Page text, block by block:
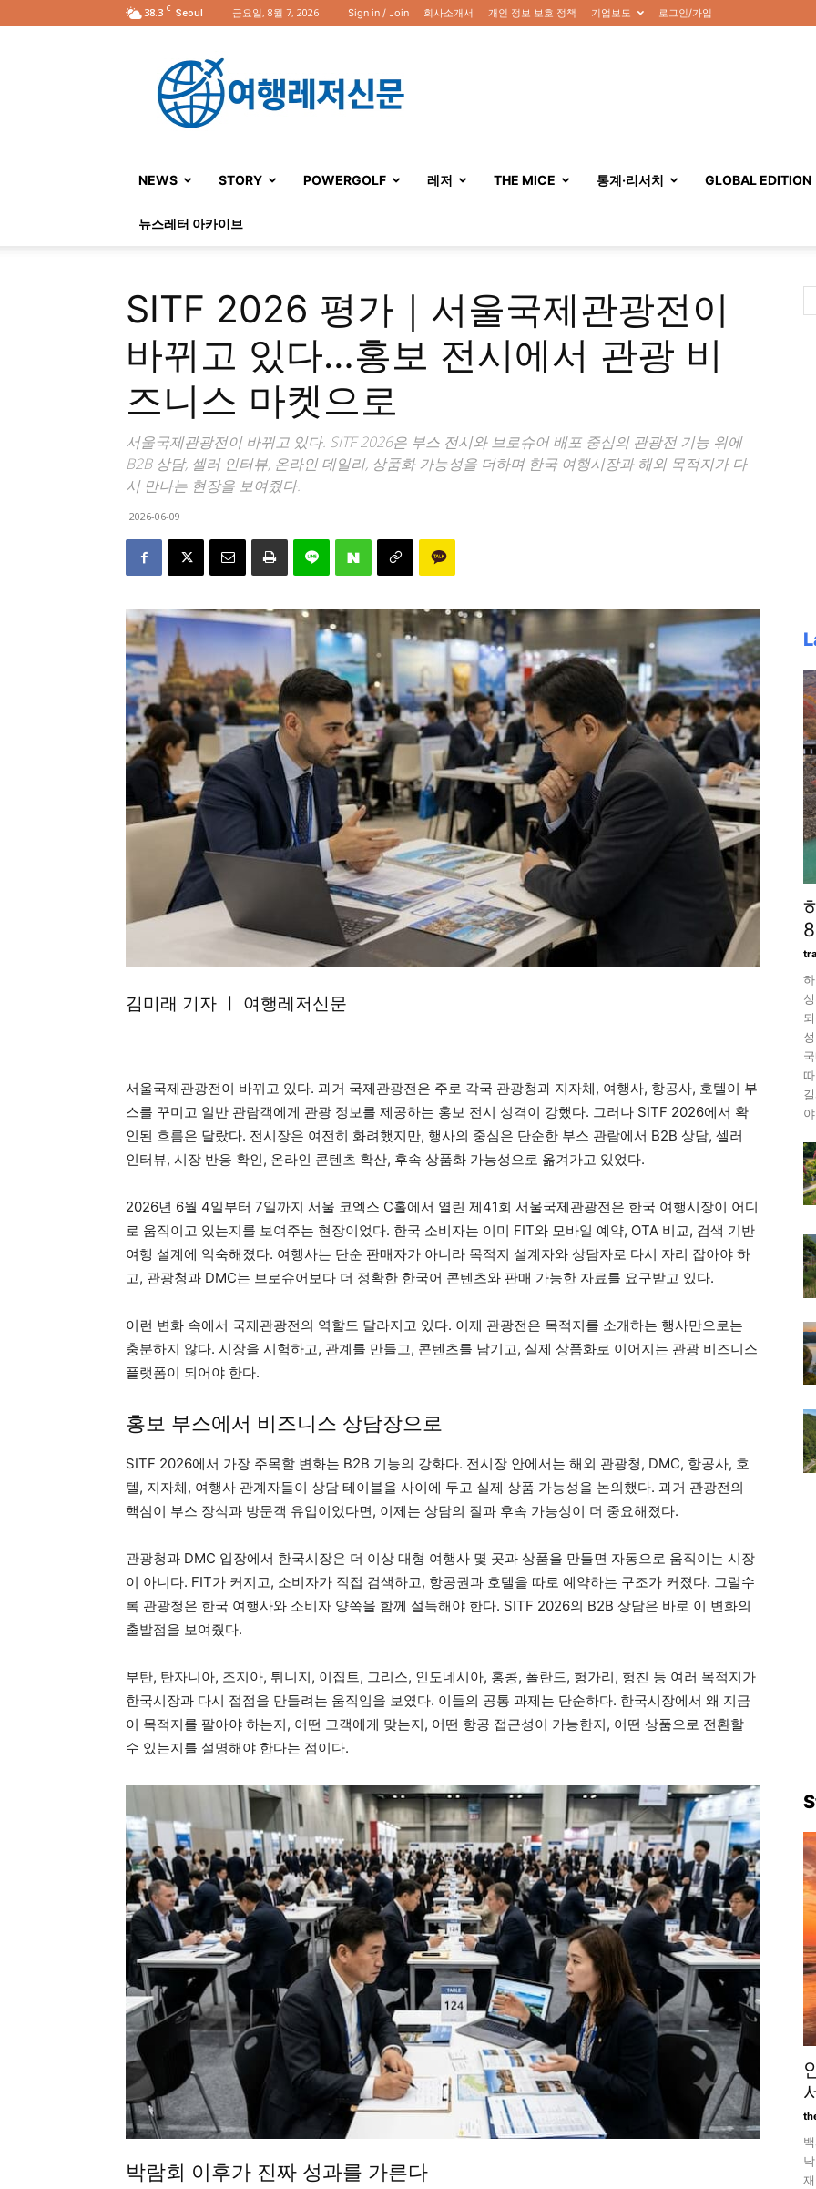
38.3 C Seoul 금요일, 8월 7, 2026 Sign in / Join 회사소개서 개인 정보 보호 정책 기업보도 로그인/가입
행
레
NEWS
STORY POWERGOLF 레저 THE MICE 통계·리서치 GLOBAL EDITION
뉴스레터 아카이브
SITF 2026 평가｜서울국제관광전이
바뀌고 있다…홍보 전시에서 관광 비
즈니스 마켓으로
서울국제관광전이 바뀌고 있다. SITF 2026은 부스 전시와 브로슈어 배포 중심의 관광전 기능 위에
B2B 상담, 셀러 인터뷰, 온라인 데일리, 상품화 가능성을 더하며 한국 여행시장과 해외 목적지가 다
시 만나는 현장을 보여줬다.
2026-06-09
김미래 기자 ㅣ 여행레저신문
서울국제관광전이 바뀌고 있다. 과거 국제관광전은 주로 각국 관광청과 지자체, 여행사, 항공사, 호텔이 부
스를 꾸미고 일반 관람객에게 관광 정보를 제공하는 홍보 전시 성격이 강했다. 그러나 SITF 2026에서 확
인된 흐름은 달랐다. 전시장은 여전히 화려했지만, 행사의 중심은 단순한 부스 관람에서 B2B 상담, 셀러
인터뷰, 시장 반응 확인, 온라인 콘텐츠 확산, 후속 상품화 가능성으로 옮겨가고 있었다.
2026년 6월 4일부터 7일까지 서울 코엑스 C홀에서 열린 제41회 서울국제관광전은 한국 여행시장이 어디
로 움직이고 있는지를 보여주는 현장이었다. 한국 소비자는 이미 FIT와 모바일 예약, OTA 비교, 검색 기반
여행 설계에 익숙해졌다. 여행사는 단순 판매자가 아니라 목적지 설계자와 상담자로 다시 자리 잡아야 하
고, 관광청과 DMC는 브로슈어보다 더 정확한 한국어 콘텐츠와 판매 가능한 자료를 요구받고 있다.
이런 변화 속에서 국제관광전의 역할도 달라지고 있다. 이제 관광전은 목적지를 소개하는 행사만으로는
충분하지 않다. 시장을 시험하고, 관계를 만들고, 콘텐츠를 남기고, 실제 상품화로 이어지는 관광 비즈니스
플랫폼이 되어야 한다.
홍보 부스에서 비즈니스 상담장으로
SITF 2026에서 가장 주목할 변화는 B2B 기능의 강화다. 전시장 안에서는 해외 관광청, DMC, 항공사, 호
텔, 지자체, 여행사 관계자들이 상담 테이블을 사이에 두고 실제 상품 가능성을 논의했다. 과거 관광전의
핵심이 부스 장식과 방문객 유입이었다면, 이제는 상담의 질과 후속 가능성이 더 중요해졌다.
관광청과 DMC 입장에서 한국시장은 더 이상 대형 여행사 몇 곳과 상품을 만들면 자동으로 움직이는 시장
이 아니다. FIT가 커지고, 소비자가 직접 검색하고, 항공권과 호텔을 따로 예약하는 구조가 커졌다. 그럴수
록 관광청은 한국 여행사와 소비자 양쪽을 함께 설득해야 한다. SITF 2026의 B2B 상담은 바로 이 변화의
출발점을 보여줬다.
부탄, 탄자니아, 조지아, 튀니지, 이집트, 그리스, 인도네시아, 홍콩, 폴란드, 헝가리, 헝친 등 여러 목적지가
한국시장과 다시 접점을 만들려는 움직임을 보였다. 이들의 공통 과제는 단순하다. 한국시장에서 왜 지금
이 목적지를 팔아야 하는지, 어떤 고객에게 맞는지, 어떤 항공 접근성이 가능한지, 어떤 상품으로 전환할
수 있는지를 설명해야 한다는 점이다.
박람회 이후가 진짜 성과를 가른다